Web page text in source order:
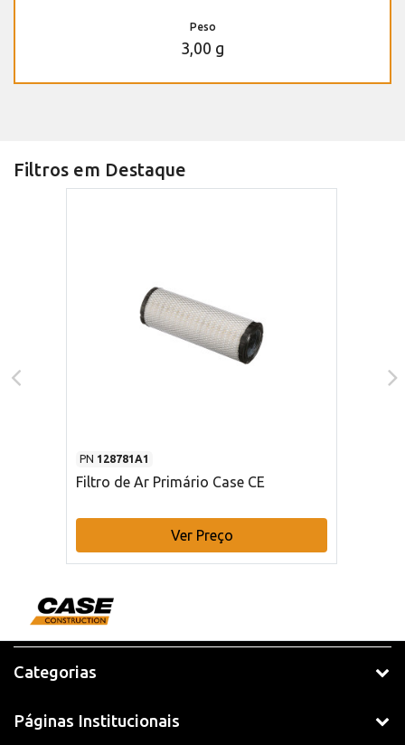
Peso
3,00 g
Filtros em Destaque
PN 128781A1
Filtro de Ar Primário Case CE
Ver Preço
Categorias
Páginas Institucionais